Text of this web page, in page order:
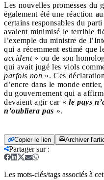
Les nouvelles promesses du
également été une réaction
certains responsables du
avaient minimisé le terrible
l’exemple du ministre de
qui a récemment estimé que
accident» ou de son
qui avait jugé les viols
parfois non ». Ces
d’encre dans le monde
du gouvernement qui a
devaient agir car « le pays
n’oubliera pas ».
Copier le lien Archiver
Partager sur:
Les mots-clés/tags associés à